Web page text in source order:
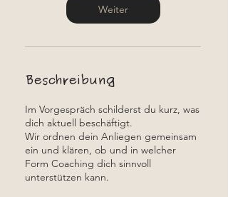
n
.
Weiter
Beschreibung
Im Vorgespräch schilderst du kurz, was
dich aktuell beschäftigt.
Wir ordnen dein Anliegen gemeinsam
ein und klären, ob und in welcher
Form Coaching dich sinnvoll
unterstützen kann.